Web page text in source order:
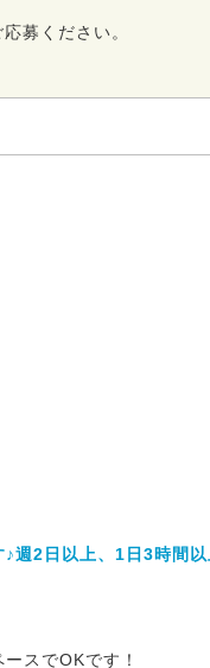
募ください。
♪週2日以上、1日3時間
スでOKです！